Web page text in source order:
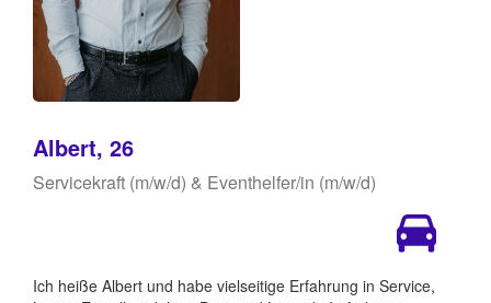
Albert, 26
Servicekraft (m/w/d) & Eventhelfer/in (m/w/d)
Ich heiße Albert und habe vielseitige Erfahrung in Service,